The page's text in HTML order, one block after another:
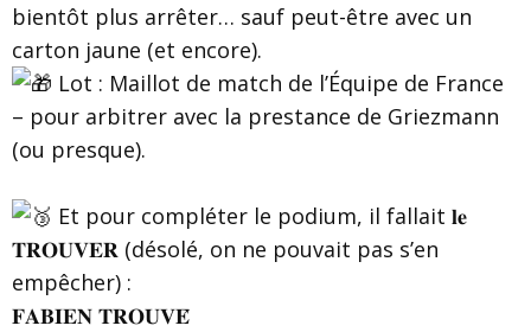
bientôt plus arrêter… sauf peut-être avec un
carton jaune (et encore).
Lot : Maillot de match de l’Équipe de France
– pour arbitrer avec la prestance de Griezmann
(ou presque).
Et pour compléter le podium, il fallait 𝐥𝐞
𝐓𝐑𝐎𝐔𝐕𝐄𝐑 (désolé, on ne pouvait pas s’en
empêcher) :
𝐅𝐀𝐁𝐈𝐄𝐍 𝐓𝐑𝐎𝐔𝐕𝐄́